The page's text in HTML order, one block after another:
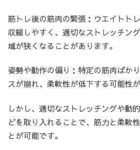
筋トレ後の筋肉の緊張：ウエイトト
収縮しやすく、適切なストレッチン
域が狭くなることがあります。
姿勢や動作の偏り：特定の筋肉ばか
スが崩れ、柔軟性が低下する可能性が
しかし、適切なストレッチングや動
どを取り入れることで、筋力と柔軟
とが可能です。